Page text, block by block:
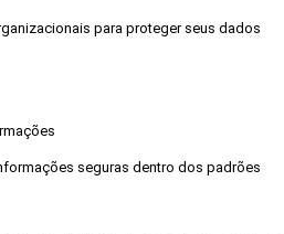
para proteger seus dados
seguras dentro dos padrões